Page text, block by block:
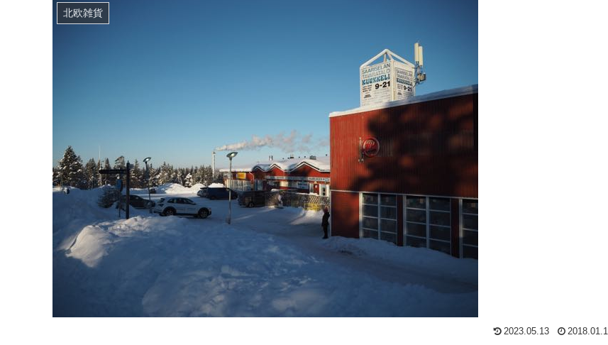
北欧雑貨
2023.05.13